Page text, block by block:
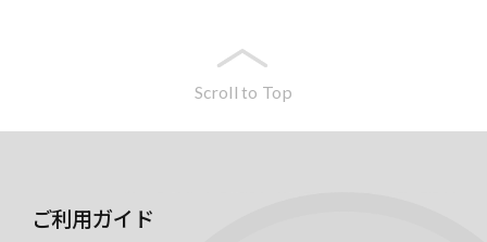
Scroll to Top
ご利用ガイド